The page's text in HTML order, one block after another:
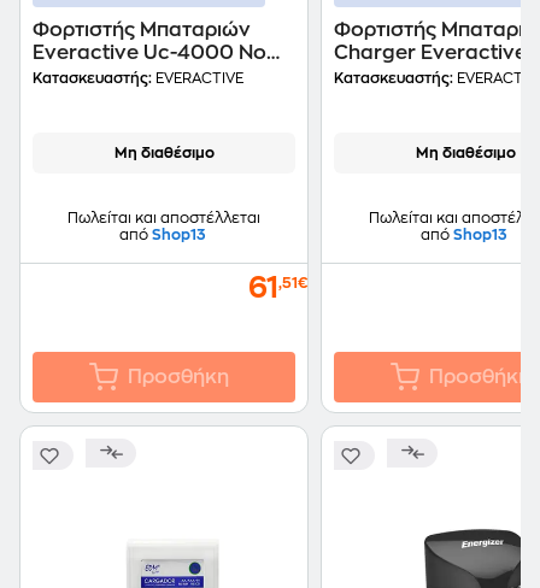
Φορτιστής Μπαταριών
Everactive Uc-4000 No
Data
Κατασκευαστής: EVERACTIVE
Μη διαθέσιμο
Πωλείται και αποστέλλεται
από Shop13
61 ,51€
Προσθήκη
Φορτιστής
Charger Everactive
900u
Κατασκευαστής:
Μη διαθέσιμο
Πωλείται και
από Shop13
Προσθήκη